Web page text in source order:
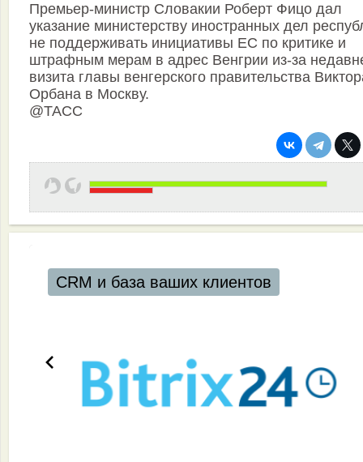
Премьер-министр Словакии Роберт Фицо дал
указание министерству иностранных дел
не поддерживать инициативы ЕС по критике и
штрафным мерам в адрес Венгрии из-за
визита главы венгерского правительства
Орбана в Москву.
@ТАСС
CRM и база ваших клиентов